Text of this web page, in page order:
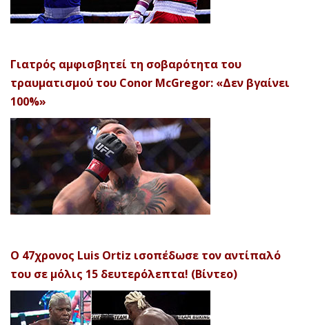
Γιατρός αμφισβητεί τη σοβαρότητα του
τραυματισμού του Conor McGregor: «Δεν βγαίνει
100%»
Ο 47χρονος Luis Ortiz ισοπέδωσε τον αντίπαλό
του σε μόλις 15 δευτερόλεπτα! (Βίντεο)